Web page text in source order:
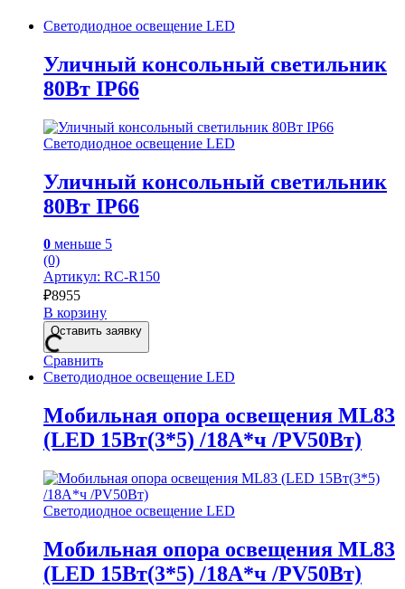
Светодиодное освещение LED
Уличный консольный светильник
80Вт IP66
Светодиодное освещение LED
Уличный консольный светильник
80Вт IP66
0 меньше 5
(0)
Артикул: RC-R150
₽8955
В корзину
Оставить заявку
Сравнить
Светодиодное освещение LED
Мобильная опора освещения ML83
(LED 15Вт(3*5) /18А*ч /PV50Вт)
Светодиодное освещение LED
Мобильная опора освещения ML83
(LED 15Вт(3*5) /18А*ч /PV50Вт)